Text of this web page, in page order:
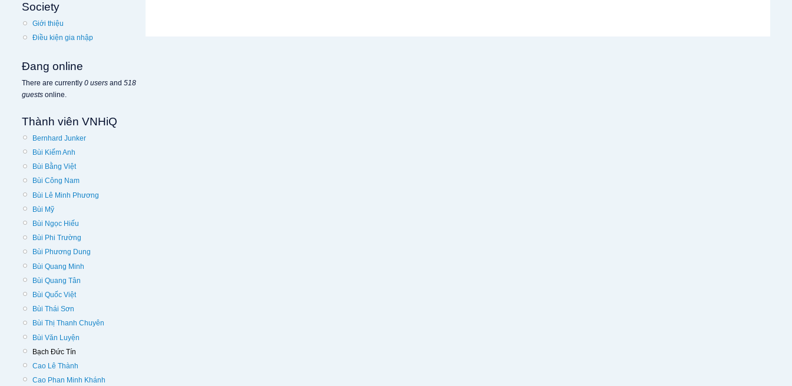
Society
Giới thiệu
Điều kiện gia nhập
Đang online
There are currently 0 users and 518
guests online.
Thành viên VNHiQ
Bernhard Junker
Bùi Kiếm Anh
Bùi Bằng Việt
Bùi Công Nam
Bùi Lê Minh Phương
Bùi Mỹ
Bùi Ngọc Hiếu
Bùi Phi Trường
Bùi Phương Dung
Bùi Quang Minh
Bùi Quang Tân
Bùi Quốc Việt
Bùi Thái Sơn
Bùi Thị Thanh Chuyên
Bùi Văn Luyện
Bạch Đức Tín
Cao Lê Thành
Cao Phan Minh Khánh